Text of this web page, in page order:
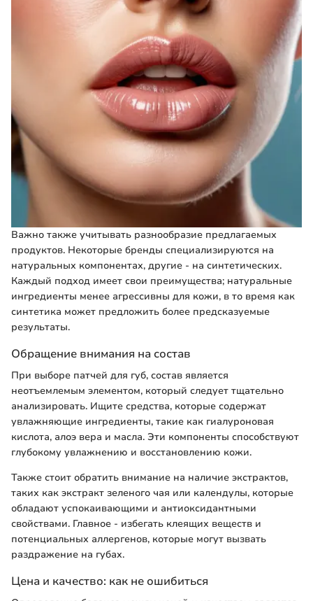
Важно также учитывать разнообразие предлагаемых
продуктов. Некоторые бренды специализируются на
натуральных компонентах, другие - на синтетических.
Каждый подход имеет свои преимущества; натуральные
ингредиенты менее агрессивны для кожи, в то время как
синтетика может предложить более предсказуемые
результаты.
Обращение внимания на состав
При выборе патчей для губ, состав является
неотъемлемым элементом, который следует тщательно
анализировать. Ищите средства, которые содержат
увлажняющие ингредиенты, такие как гиалуроновая
кислота, алоэ вера и масла. Эти компоненты способствуют
глубокому увлажнению и восстановлению кожи.
Также стоит обратить внимание на наличие экстрактов,
таких как экстракт зеленого чая или календулы, которые
обладают успокаивающими и антиоксидантными
свойствами. Главное - избегать клеящих веществ и
потенциальных аллергенов, которые могут вызвать
раздражение на губах.
Цена и качество: как не ошибиться